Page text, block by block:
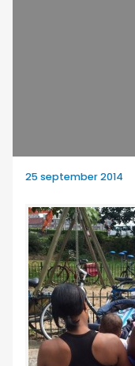
25 september 2014